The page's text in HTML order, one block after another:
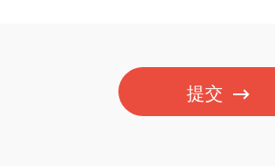
提交